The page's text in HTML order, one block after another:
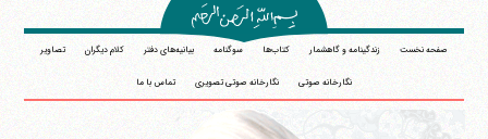
صفحه نخست زندگینامه و گاهشمار کتاب‌ها سوگنامه بیانیه‌های دفتر کلام دیگران تصاویر
نگارخانه صوتی نگارخانه صوتی تصویری تماس با ما